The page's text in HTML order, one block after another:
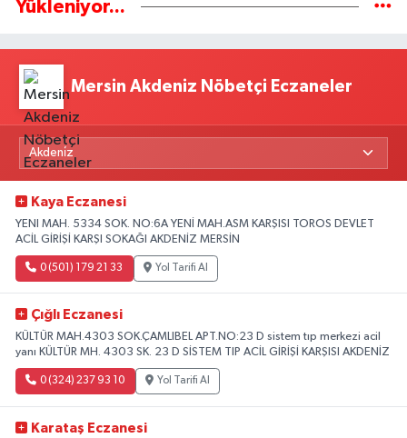
Yükleniyor...
Mersin Akdeniz Nöbetçi Eczaneler
Kaya Eczanesi
YENI MAH. 5334 SOK. NO:6A YENİ MAH.ASM KARŞISI TOROS DEVLET
ACİL GİRİŞİ KARŞI SOKAĞI AKDENİZ MERSİN
0 (501) 179 21 33 Yol Tarifi Al
Çığlı Eczanesi
KÜLTÜR MAH.4303 SOK.ÇAMLIBEL APT.NO:23 D sistem tıp merkezi acil
yanı KÜLTÜR MH. 4303 SK. 23 D SİSTEM TIP ACİL GİRİŞİ KARŞISI AKDENİZ
0 (324) 237 93 10 Yol Tarifi Al
Karataş Eczanesi